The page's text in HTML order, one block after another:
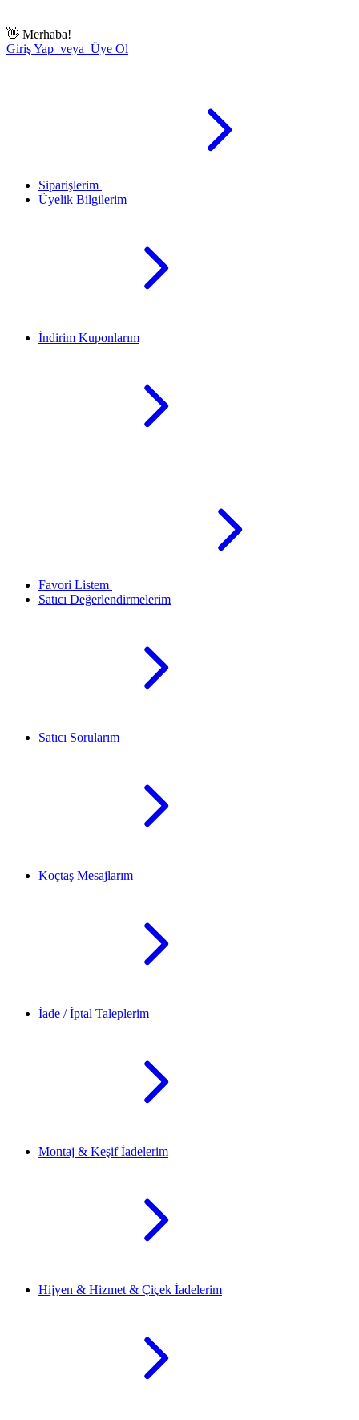
👋 Merhaba!
Giriş Yap veya Üye Ol
Siparişlerim
Üyelik Bilgilerim
İndirim Kuponlarım
Favori Listem
Satıcı Değerlendirmelerim
Satıcı Sorularım
Koçtaş Mesajlarım
İade / İptal Taleplerim
Montaj & Keşif İadelerim
Hijyen & Hizmet & Çiçek İadelerim